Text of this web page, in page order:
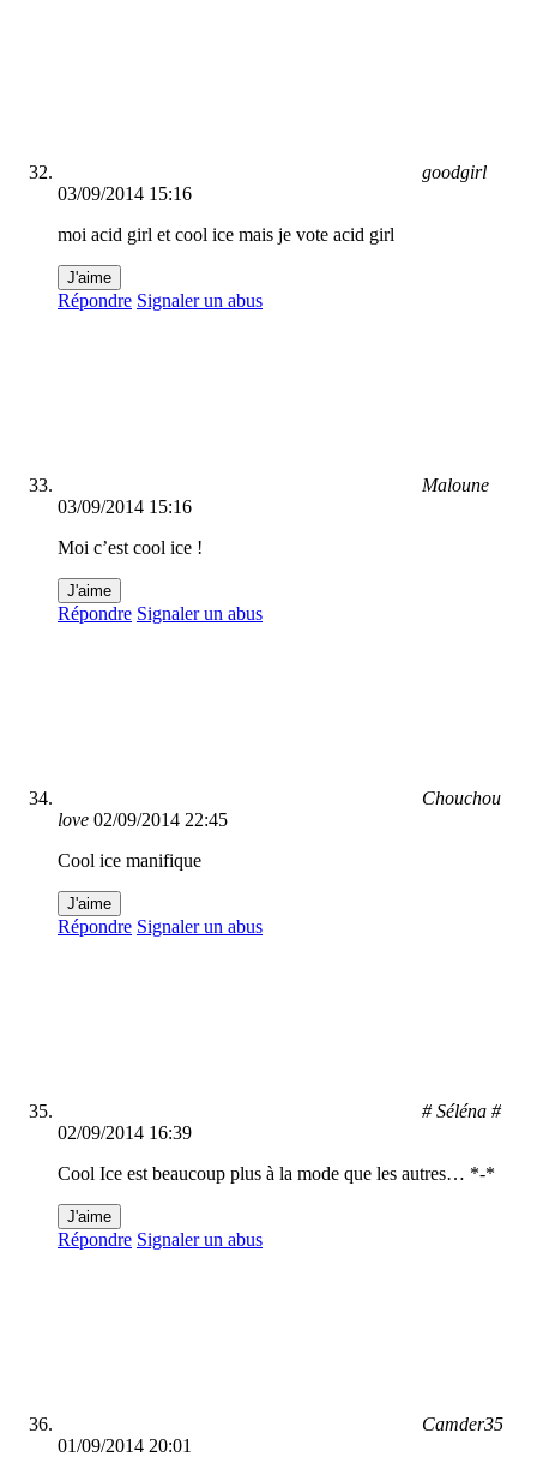
goodgirl
03/09/2014 15:16
moi acid girl et cool ice mais je vote acid girl
J'aime
Répondre Signaler un abus
Maloune
03/09/2014 15:16
Moi c’est cool ice !
J'aime
Répondre Signaler un abus
Chouchou
love 02/09/2014 22:45
Cool ice manifique
J'aime
Répondre Signaler un abus
# Séléna #
02/09/2014 16:39
Cool Ice est beaucoup plus à la mode que les autres… *-*
J'aime
Répondre Signaler un abus
Camder35
01/09/2014 20:01